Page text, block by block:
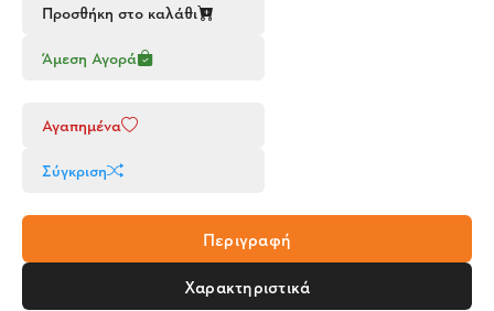
Προσθήκη στο καλάθι
Άμεση Αγορά
Αγαπημένα
Σύγκριση
Περιγραφή
Χαρακτηριστικά